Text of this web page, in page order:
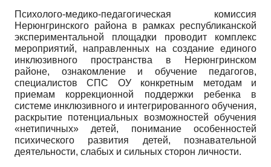
Психолого-медико-педагогическая комиссия
Нерюнгринского района в рамках республиканской
экспериментальной площадки проводит комплекс
мероприятий, направленных на создание единого
инклюзивного пространства в Нерюнгринском
районе, ознакомление и обучение педагогов,
специалистов СПС ОУ конкретным методам и
приемам коррекционной поддержки ребенка в
системе инклюзивного и интегрированного обучения,
раскрытие потенциальных возможностей обучения
«нетипичных» детей, понимание особенностей
психического развития детей, познавательной
деятельности, слабых и сильных сторон личности.